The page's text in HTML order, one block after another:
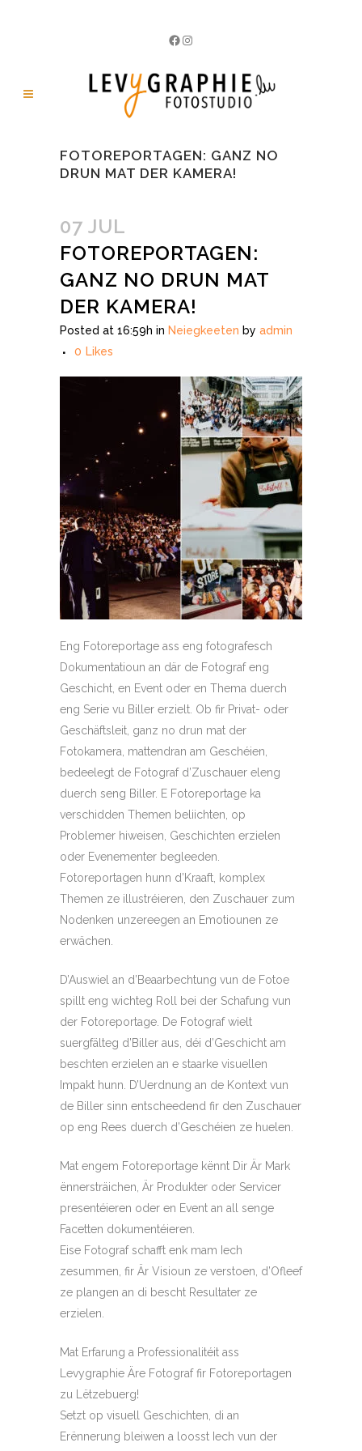
Facebook
Instagram
FOTOREPORTAGEN: GANZ NO
DRUN MAT DER KAMERA!
07 JUL
FOTOREPORTAGEN:
GANZ NO DRUN MAT
DER KAMERA!
Posted at 16:59h in Neiegkeeten by admin
0 Likes
Eng Fotoreportage ass eng fotografesch
Dokumentatioun an där de Fotograf eng
Geschicht, en Event oder en Thema duerch
eng Serie vu Biller erzielt. Ob fir Privat- oder
Geschäftsleit, ganz no drun mat der
Fotokamera, mattendran am Geschéien,
bedeelegt de Fotograf d’Zuschauer eleng
duerch seng Biller. E Fotoreportage ka
verschidden Themen beliichten, op
Problemer hiweisen, Geschichten erzielen
oder Evenementer begleeden.
Fotoreportagen hunn d’Kraaft, komplex
Themen ze illustréieren, den Zuschauer zum
Nodenken unzereegen an Emotiounen ze
erwächen.
D’Auswiel an d’Beaarbechtung vun de Fotoe
spillt eng wichteg Roll bei der Schafung vun
der Fotoreportage. De Fotograf wielt
suergfälteg d’Biller aus, déi d’Geschicht am
beschten erzielen an e staarke visuellen
Impakt hunn. D’Uerdnung an de Kontext vun
de Biller sinn entscheedend fir den Zuschauer
op eng Rees duerch d’Geschéien ze huelen.
Mat engem Fotoreportage kënnt Dir Är Mark
ënnersträichen, Är Produkter oder Servicer
presentéieren oder en Event an all senge
Facetten dokumentéieren.
Eise Fotograf schafft enk mam Iech
zesummen, fir Är Visioun ze verstoen, d’Ofleef
ze plangen an di bescht Resultater ze
erzielen.
Mat Erfarung a Professionalitéit ass
Levygraphie Äre Fotograf fir Fotoreportagen
zu Lëtzebuerg!
Setzt op visuell Geschichten, di an
Erënnerung bleiwen a loosst Iech vun der